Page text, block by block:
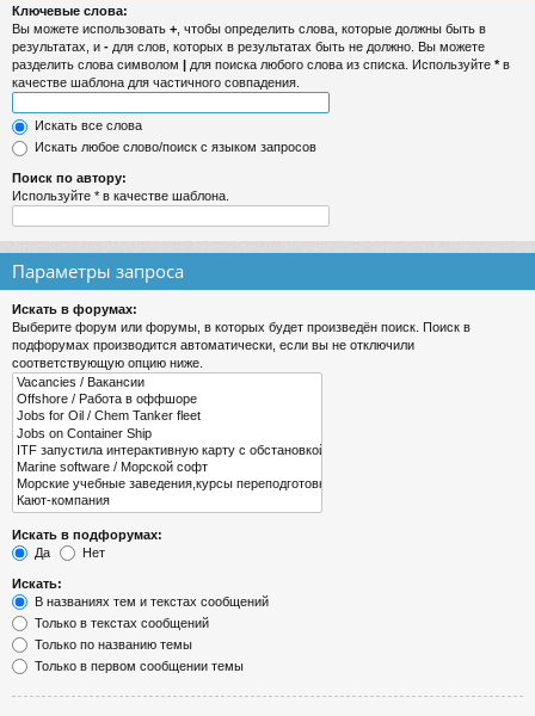
Ключевые слова:
Вы можете использовать + , чтобы определить слова, которые должны быть в
результатах, и - для слов, которых в результатах быть не должно. Вы можете
разделить слова символом | для поиска любого слова из списка. Используйте *в
качестве шаблона для частичного совпадения.
Искать все слова
Искать любое слово/поиск с языком запросов
Поиск по автору:
Используйте * в качестве шаблона.
Параметры запроса
Искать в форумах:
Выберите форум или форумы, в которых будет произведён поиск. Поиск в
подфорумах производится автоматически, если вы не отключили
соответствующую опцию ниже.
Искать в подфорумах:
Да
Нет
Искать:
В названиях тем и текстах сообщений
Только в текстах сообщений
Только по названию темы
Только в первом сообщении темы